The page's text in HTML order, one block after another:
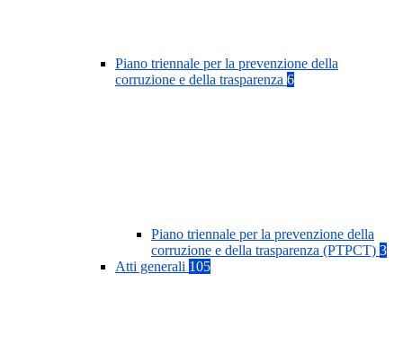
Piano triennale per la prevenzione della
corruzione e della trasparenza 6
Piano triennale per la prevenzione della
corruzione e della trasparenza (PTPCT) 3
Atti generali 105